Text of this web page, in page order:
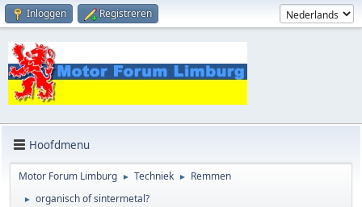
Inloggen Registreren
Hoofdmenu
Motor Forum Limburg ► Techniek ► Remmen
► organisch of sintermetal?